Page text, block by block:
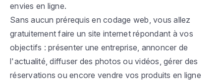
envies en ligne.
Sans aucun prérequis en codage web, vous allez
gratuitement faire un site internet répondant à vos
objectifs : présenter une entreprise, annoncer de
l'actualité, diffuser des photos ou vidéos, gérer des
réservations ou encore vendre vos produits en ligne